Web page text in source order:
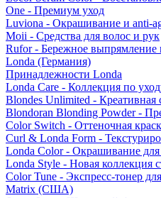
One - Премиум уход
Luviona - Окрашивание и anti-
Moii - Средства для волос и рук
Rufor - Бережное выпрямление
Londa (Германия)
Принадлежности Londa
Londa Care - Коллекция по
Blondes Unlimited - Креативная
Blondoran Blonding Powder -
Color Switch - Оттеночная
Curl & Londa Form -
Londa Color - Окрашивание для
Londa Style - Новая коллекция
Color Tune - Экспресс-тонер
Matrix (США)